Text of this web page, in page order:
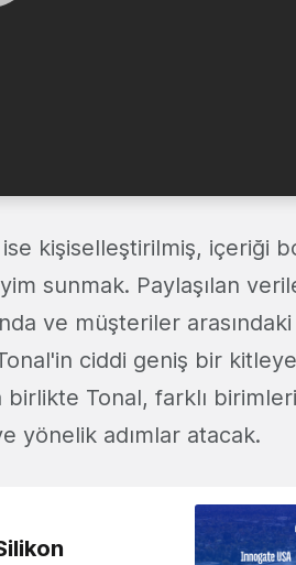
kişiselleştirilmiş, içeriği
sunmak. Paylaşılan
ve müşteriler
ciddi geniş bir
birlikte Tonal, farklı
yönelik adımlar atacak.